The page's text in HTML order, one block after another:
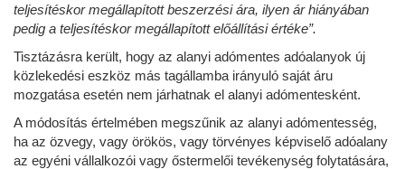
teljesítéskor megállapított beszerzési ára, ilyen ár hiányában
pedig a teljesítéskor megállapított előállítási értéke”.
Tisztázásra került, hogy az alanyi adómentes adóalanyok új
közlekedési eszköz más tagállamba irányuló saját áru
mozgatása esetén nem járhatnak el alanyi adómentesként.
A módosítás értelmében megszűnik az alanyi adómentesség,
ha az özvegy, vagy örökös, vagy törvényes képviselő adóalany
az egyéni vállalkozói vagy őstermelői tevékenység folytatására,